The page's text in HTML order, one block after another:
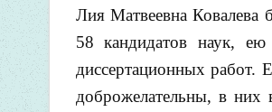
Лия Матвеевна Ковалева
58 кандидатов наук,
диссертационных работ.
доброжелательны, в них